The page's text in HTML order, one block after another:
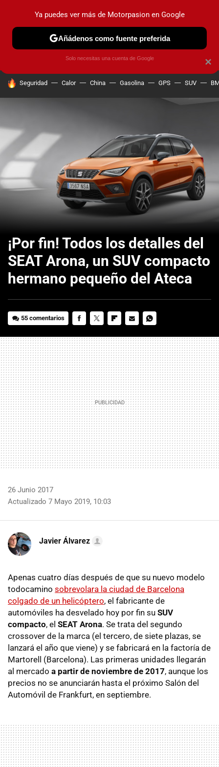
PRUEBAS COCHES ELÉCTRICOS OBSERVATORIO
HOY SE HABLA DE
Seguridad Calor China Gasolina GPS SUV
¡Por fin! Todos los detalles del
SEAT Arona, un SUV compacto
hermano pequeño del Ateca
55 comentarios
MAIL
26 Junio 2017
Actualizado 7 Mayo 2019, 10:03
Javier Álvarez
Apenas cuatro días después de que su nuevo modelo
todocamino sobrevolara la ciudad de Barcelona
colgado de un helicóptero, el fabricante de
automóviles ha desvelado hoy por fin su SUV
compacto, el SEAT Arona. Se trata del segundo
crossover de la marca (el tercero, de siete plazas, se
lanzará el año que viene) y se fabricará en la factoría de
Martorell (Barcelona). Las primeras unidades llegarán
al mercado a partir de noviembre de 2017, aunque los
precios no se anunciarán hasta el próximo Salón del
Automóvil de Frankfurt, en septiembre.
×
Ya puedes ver más de Motorpasion en Google
Añádenos como fuente preferida
Solo necesitas una cuenta de Google